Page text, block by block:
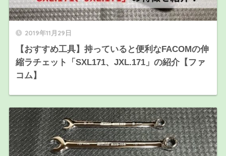
2019年11月29日
【おすすめ工具】持っていると便利なFACOMの伸
縮ラチェット「SXL171、JXL.171」の紹介【ファ
コム】